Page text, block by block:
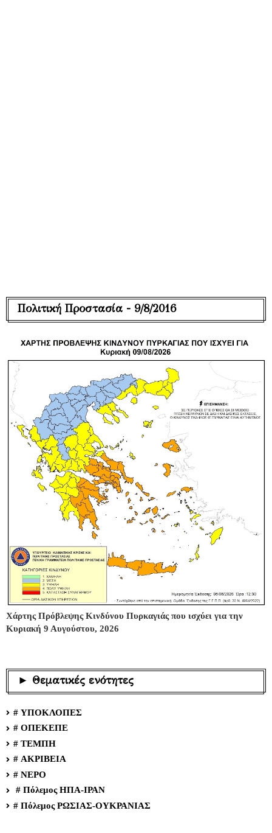
Πολιτική Προστασία - 9/8/2016
Χάρτης Πρόβλεψης Κινδύνου Πυρκαγιάς που ισχύει για την
Κυριακή 9 Αυγούστου, 2026
► Θεματικές ενότητες
# ΥΠΟΚΛΟΠΕΣ
# ΟΠΕΚΕΠΕ
# ΤΕΜΠΗ
# ΑΚΡΙΒΕΙΑ
# ΝΕΡΟ
# Πόλεμος ΗΠΑ-ΙΡΑΝ
# Πόλεμος ΡΩΣΙΑΣ-ΟΥΚΡΑΝΙΑΣ